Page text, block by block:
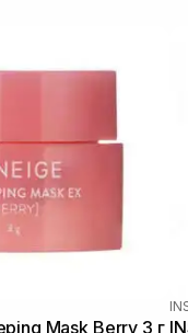
Mask Berry 3 г